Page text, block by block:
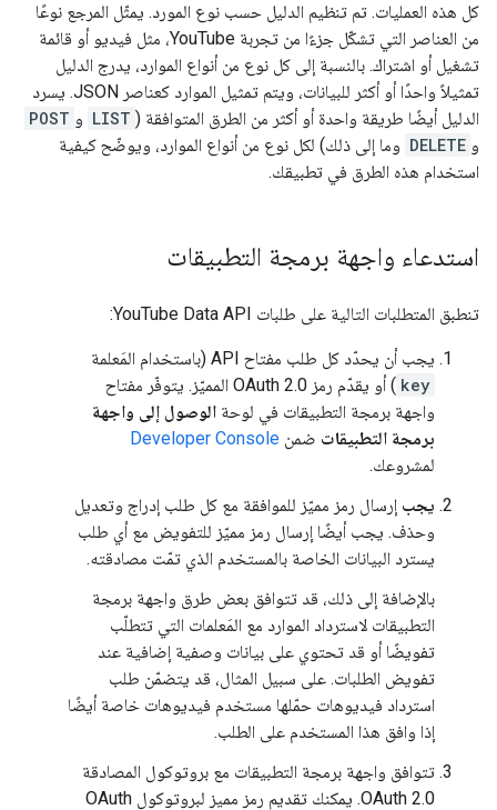
كل هذه العمليات. تم تنظيم الدليل حسب نوع المورد. يمثّل المرجع نوعًا
من العناصر التي تشكّل جزءًا من تجربة YouTube، مثل فيديو أو قائمة
تشغيل أو اشتراك. بالنسبة إلى كل نوع من أنواع الموارد، يدرج الدليل
تمثيلاً واحدًا أو أكثر للبيانات، ويتم تمثيل الموارد كعناصر JSON. يسرد
الدليل أيضًا طريقة واحدة أو أكثر من الطرق المتوافقة ( LIST و POST
و DELETE وما إلى ذلك) لكل نوع من أنواع الموارد، ويوضّح كيفية
استخدام هذه الطرق في تطبيقك.
استدعاء واجهة برمجة التطبيقات
تنطبق المتطلبات التالية على طلبات YouTube Data API:
يجب أن يحدّد كل طلب مفتاح API (باستخدام المَعلمة
key
) أو يقدّم رمز OAuth 2.0 المميّز. يتوفّر مفتاح
واجهة برمجة التطبيقات في لوحة الوصول إلى واجهة
برمجة التطبيقات ضمن Developer Console
لمشروعك.
يجب إرسال رمز مميّز للموافقة مع كل طلب إدراج وتعديل
وحذف. يجب أيضًا إرسال رمز مميّز للتفويض مع أي طلب
يسترد البيانات الخاصة بالمستخدم الذي تمّت مصادقته.
بالإضافة إلى ذلك، قد تتوافق بعض طرق واجهة برمجة
التطبيقات لاسترداد الموارد مع المَعلمات التي تتطلّب
تفويضًا أو قد تحتوي على بيانات وصفية إضافية عند
تفويض الطلبات. على سبيل المثال، قد يتضمّن طلب
استرداد فيديوهات حمّلها مستخدم فيديوهات خاصة أيضًا
إذا وافق هذا المستخدم على الطلب.
تتوافق واجهة برمجة التطبيقات مع بروتوكول المصادقة
OAuth 2.0. يمكنك تقديم رمز مميز لبروتوكول OAuth